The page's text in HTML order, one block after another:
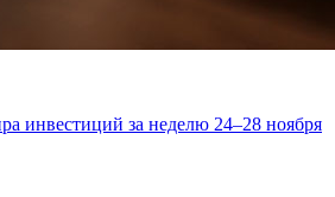
инвестиций за неделю 24–28 ноября